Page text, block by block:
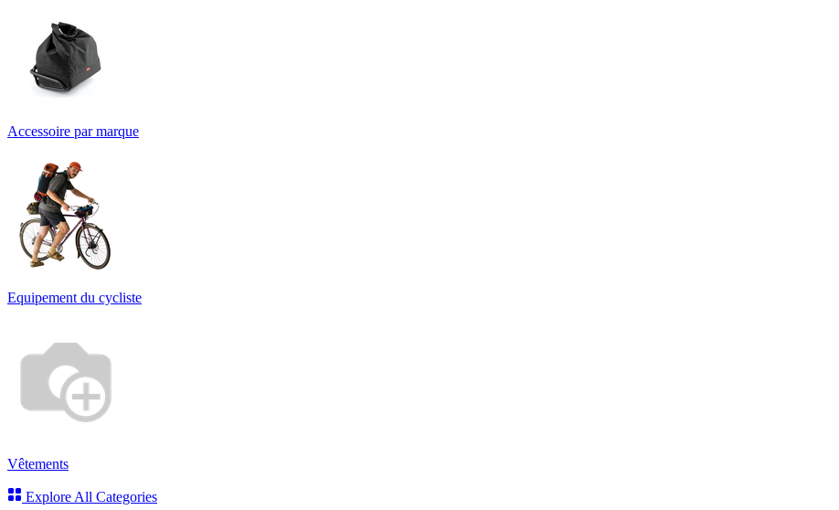
Accessoire par marque
Equipement du cycliste
Vêtements
Explore All Categories